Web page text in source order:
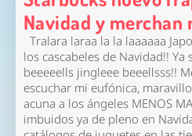
Navidad y merchan
Tralara laraa la la laaaaaa
los cascabeles de Navidad!! Ya
beeeeells jingleee beeellsss!!
escuchar mi eufónica,
acuna a los ángeles MENOS
imbuidos ya de pleno en